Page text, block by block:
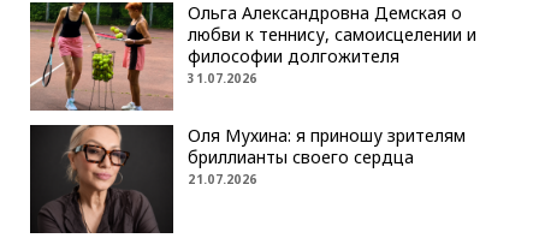
Ольга Александровна Демская о
любви к теннису, самоисцелении и
философии долгожителя
31.07.2026
Оля Мухина: я приношу зрителям
бриллианты своего сердца
21.07.2026